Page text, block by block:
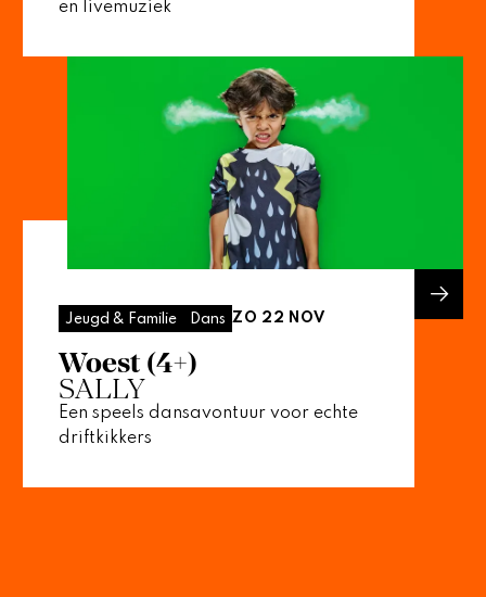
en livemuziek
Jeugd & Familie Dans ZO 22 NOV
Woest (4+)
SALLY
Een speels dansavontuur voor echte
driftkikkers